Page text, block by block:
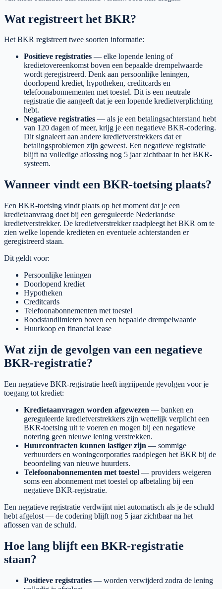
Wat registreert het BKR?
Het BKR registreert twee soorten informatie:
Positieve registraties — elke lopende lening of
kredietovereenkomst boven een bepaalde drempelwaarde
wordt geregistreerd. Denk aan persoonlijke leningen,
doorlopend krediet, hypotheken, creditcards en
telefoonabonnementen met toestel. Dit is een neutrale
registratie die aangeeft dat je een lopende kredietverplichting
hebt.
Negatieve registraties — als je een betalingsachterstand hebt
van 120 dagen of meer, krijg je een negatieve BKR-codering.
Dit signaleert aan andere kredietverstrekkers dat er
betalingsproblemen zijn geweest. Een negatieve registratie
blijft na volledige aflossing nog 5 jaar zichtbaar in het BKR-
systeem.
Wanneer vindt een BKR-toetsing plaats?
Een BKR-toetsing vindt plaats op het moment dat je een
kredietaanvraag doet bij een gereguleerde Nederlandse
kredietverstrekker. De kredietverstrekker raadpleegt het BKR om te
zien welke lopende kredieten en eventuele achterstanden er
geregistreerd staan.
Dit geldt voor:
Persoonlijke leningen
Doorlopend krediet
Hypotheken
Creditcards
Telefoonabonnementen met toestel
Roodstandlimieten boven een bepaalde drempelwaarde
Huurkoop en financial lease
Wat zijn de gevolgen van een negatieve
BKR-registratie?
Een negatieve BKR-registratie heeft ingrijpende gevolgen voor je
toegang tot krediet:
Kredietaanvragen worden afgewezen — banken en
gereguleerde kredietverstrekkers zijn wettelijk verplicht een
BKR-toetsing uit te voeren en mogen bij een negatieve
notering geen nieuwe lening verstrekken.
Huurcontracten kunnen lastiger zijn — sommige
verhuurders en woningcorporaties raadplegen het BKR bij de
beoordeling van nieuwe huurders.
Telefoonabonnementen met toestel — providers weigeren
soms een abonnement met toestel op afbetaling bij een
negatieve BKR-registratie.
Een negatieve registratie verdwijnt niet automatisch als je de schuld
hebt afgelost — de codering blijft nog 5 jaar zichtbaar na het
aflossen van de schuld.
Hoe lang blijft een BKR-registratie
staan?
Positieve registraties — worden verwijderd zodra de lening